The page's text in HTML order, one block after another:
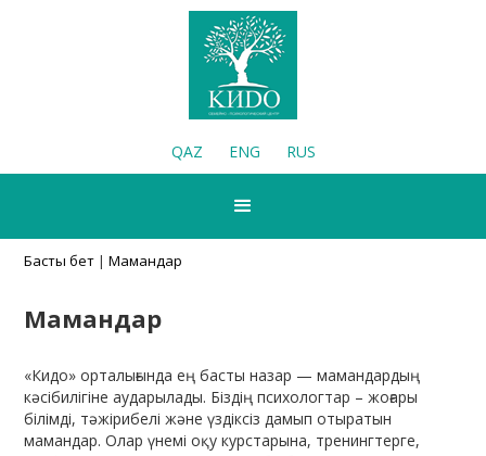
QAZ ENG RUS
Басты бет |Мамандар
Мамандар
«Кидо» орталығында ең басты назар — мамандардың
кәсібилігіне аударылады. Біздің психологтар – жоғары
білімді, тәжірибелі және үздіксіз дамып отыратын
мамандар. Олар үнемі оқу курстарына, тренингтерге,